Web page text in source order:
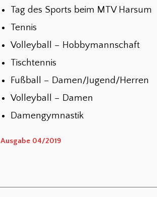
Tag des Sports beim MTV Harsum
Tennis
Volleyball – Hobbymannschaft
Tischtennis
Fußball – Damen/Jugend/Herren
Volleyball – Damen
Damengymnastik
Ausgabe 04/2019